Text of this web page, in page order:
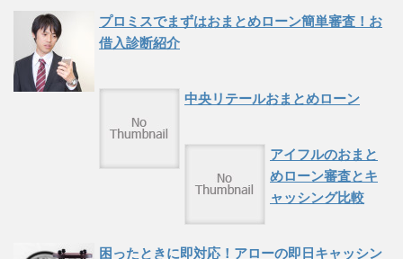
プロミスでまずはおまとめローン簡単審査！お
借入診断紹介
中央リテールおまとめローン
アイフルのおまと
めローン審査とキ
ャッシング比較
困ったときに即対応！アローの即日キャッシン